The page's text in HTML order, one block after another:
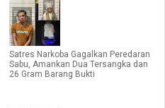
Satres Narkoba Gagalkan Peredaran
Sabu, Amankan Dua Tersangka dan
26 Gram Barang Bukti